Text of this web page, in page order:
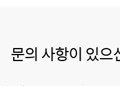
문의 사항이 있으